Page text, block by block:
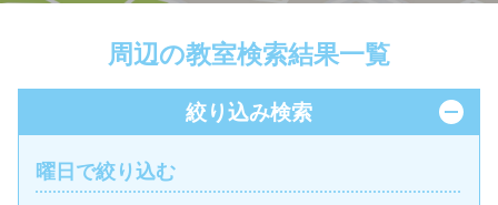
周辺の教室検索結果一覧
絞り込み検索
曜日で絞り込む